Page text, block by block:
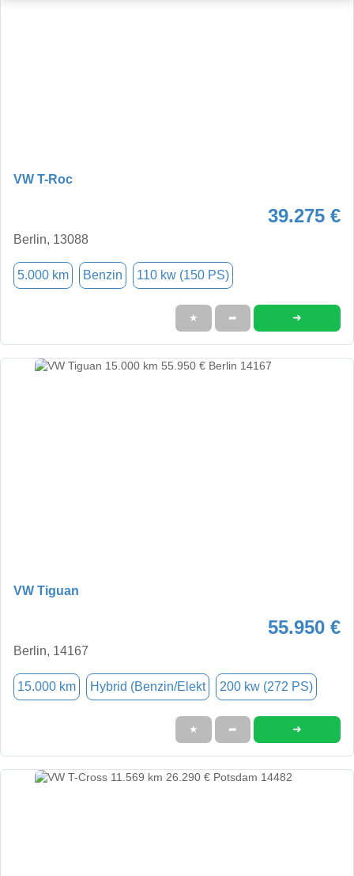
VW T-Roc
39.275 €
Berlin, 13088
5.000 km Benzin 110 kw (150 PS)
★ ➦ ➜
VW Tiguan
55.950 €
Berlin, 14167
15.000 km Hybrid (Benzin/Elekt 200 kw (272 PS)
★ ➦ ➜